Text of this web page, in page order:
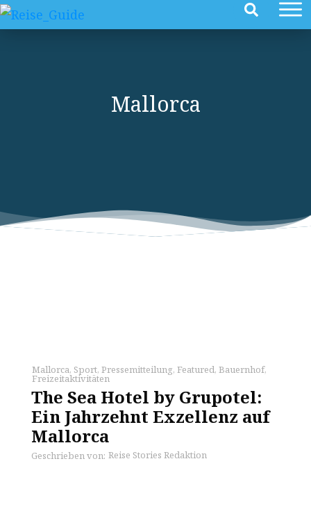
Mallorca
Mallorca, Sport, Pressemitteilung, Featured, Bauernhof,
Freizeitaktivitäten
The Sea Hotel by Grupotel:
Ein Jahrzehnt Exzellenz auf
Mallorca
Geschrieben von: Reise Stories Redaktion